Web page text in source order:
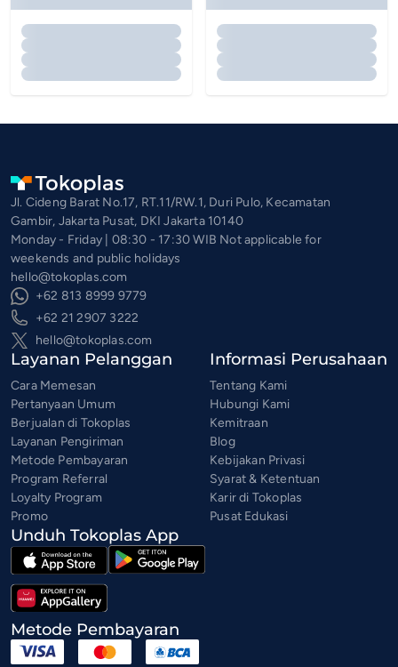
Jl. Cideng Barat No.17, RT.11/RW.1, Duri Pulo, Kecamatan
Gambir, Jakarta Pusat, DKI Jakarta 10140
Monday - Friday | 08:30 - 17:30 WIB Not applicable for
weekends and public holidays
hello@tokoplas.com
+62 813 8999 9779
+62 21 2907 3222
hello@tokoplas.com
Layanan Pelanggan
Cara Memesan
Pertanyaan Umum
Berjualan di Tokoplas
Layanan Pengiriman
Metode Pembayaran
Program Referral
Loyalty Program
Promo
Informasi Perusahaan
Tentang Kami
Hubungi Kami
Kemitraan
Blog
Kebijakan Privasi
Syarat & Ketentuan
Karir di Tokoplas
Pusat Edukasi
Unduh Tokoplas App
Metode Pembayaran